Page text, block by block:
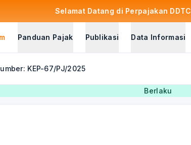
Selamat Datang di Perpajakan DDTC
Panduan Pajak Publikasi Data Informasi
KEP-67/PJ/2025
Berlaku